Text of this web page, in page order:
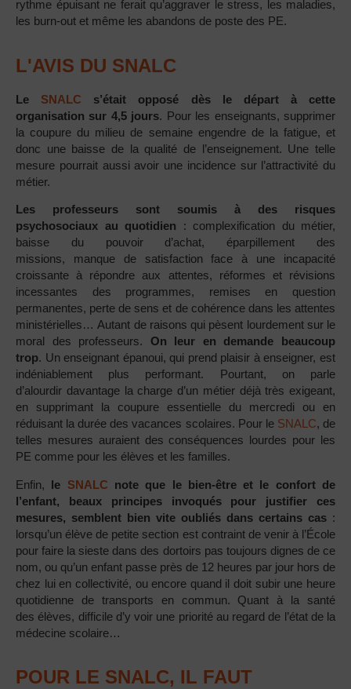
rythme épuisant ne ferait qu’aggraver le stress, les maladies,
les burn-out et même les abandons de poste des PE.
L'AVIS DU SNALC
Le SNALC s’était opposé dès le départ à cette
organisation sur 4,5 jours. Pour les enseignants, supprimer
la coupure du milieu de semaine engendre de la fatigue, et
donc une baisse de la qualité de l’enseignement. Une telle
mesure pourrait aussi avoir une incidence sur l’attractivité du
métier.
Les professeurs sont soumis à des risques
psychosociaux au quotidien : complexification du métier,
baisse du pouvoir d’achat, éparpillement des
missions, manque de satisfaction face à une incapacité
croissante à répondre aux attentes, réformes et révisions
incessantes des programmes, remises en question
permanentes, perte de sens et de cohérence dans les attentes
ministérielles… Autant de raisons qui pèsent lourdement sur le
moral des professeurs. On leur en demande beaucoup
trop. Un enseignant épanoui, qui prend plaisir à enseigner, est
indéniablement plus performant. Pourtant, on parle
d’alourdir davantage la charge d’un métier déjà très exigeant,
en supprimant la coupure essentielle du mercredi ou en
réduisant la durée des vacances scolaires. Pour le SNALC, de
telles mesures auraient des conséquences lourdes pour les
PE comme pour les élèves et les familles.
Enfin, le SNALC note que le bien-être et le confort de
l’enfant, beaux principes invoqués pour justifier ces
mesures, semblent bien vite oubliés dans certains cas :
lorsqu’un élève de petite section est contraint de venir à l’École
pour faire la sieste dans des dortoirs pas toujours dignes de ce
nom, ou qu’un enfant passe près de 12 heures par jour hors de
chez lui en collectivité, ou encore quand il doit subir une heure
quotidienne de transports en commun. Quant à la santé
des élèves, difficile d’y voir une priorité au regard de l’état de la
médecine scolaire…
POUR LE SNALC, IL FAUT